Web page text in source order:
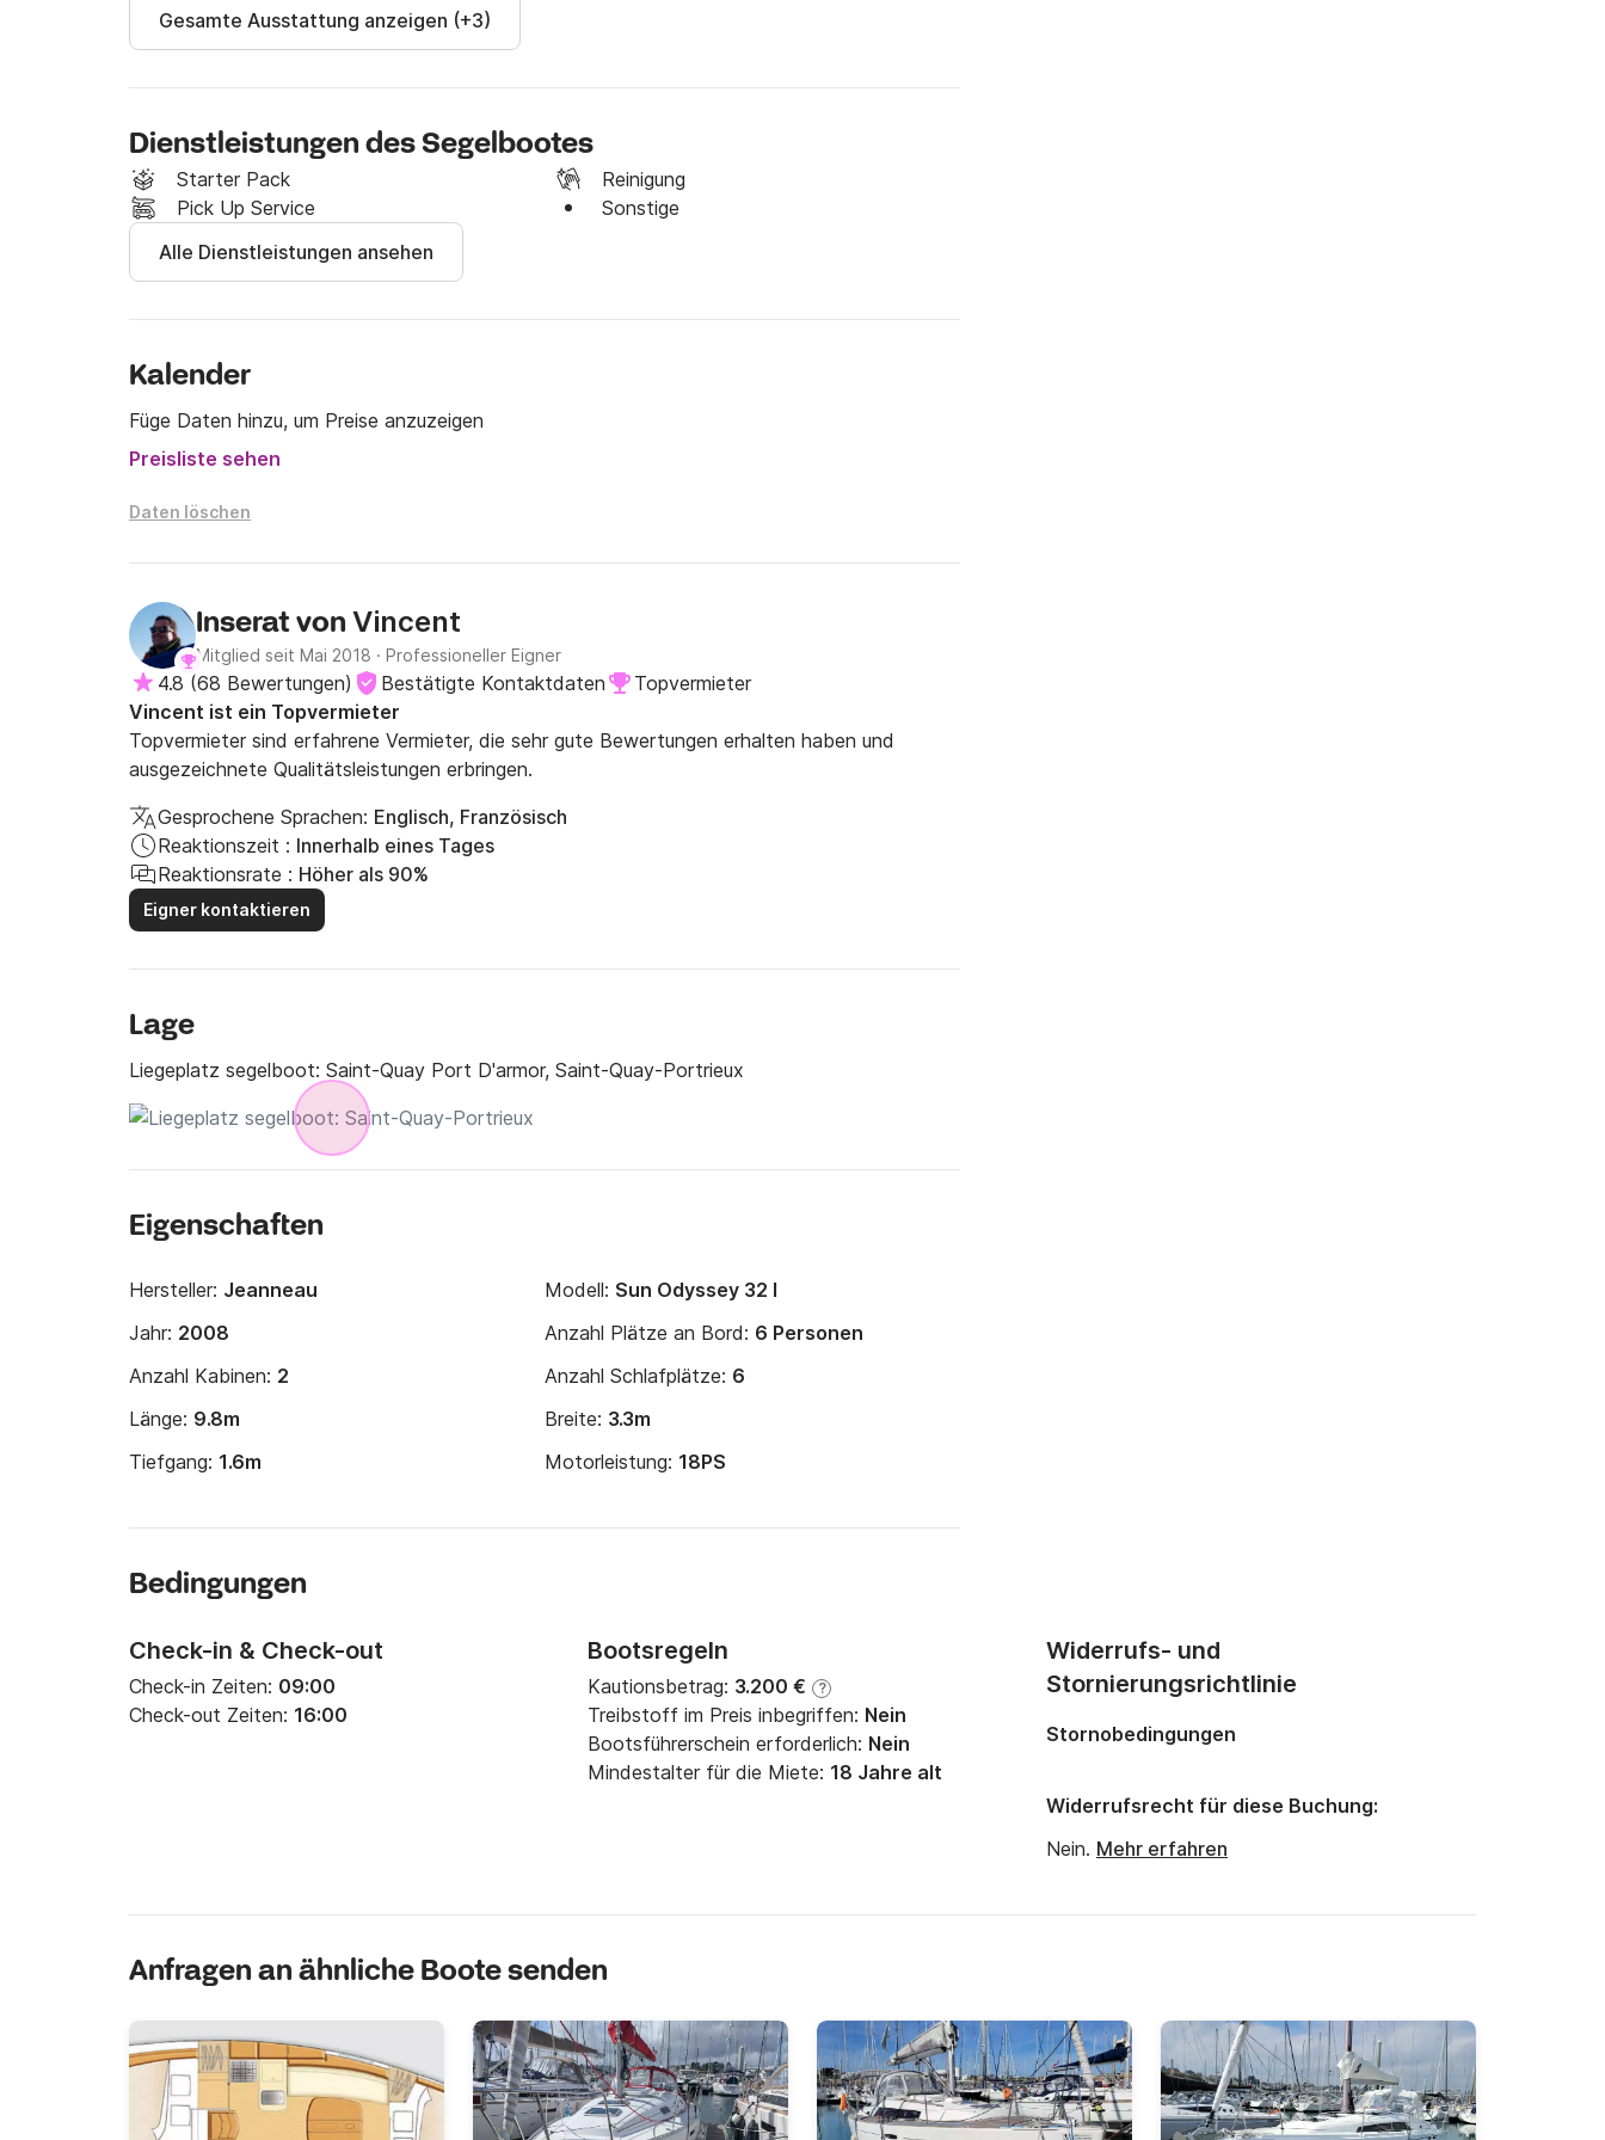
Gesamte Ausstattung anzeigen (+3)
Dienstleistungen des Segelbootes
Starter Pack
Reinigung
Pick Up Service
Sonstige
Alle Dienstleistungen ansehen
Kalender
Füge Daten hinzu, um Preise anzuzeigen
Preisliste sehen
Daten löschen
Inserat von Vincent
Mitglied seit Mai 2018 · Professioneller Eigner
4.8 (68 Bewertungen) Bestätigte Kontaktdaten
Topvermieter
Vincent ist ein Topvermieter
Topvermieter sind erfahrene Vermieter, die sehr gute Bewertungen erhalten haben und
ausgezeichnete Qualitätsleistungen erbringen.
Gesprochene Sprachen: Englisch, Französisch
Reaktionszeit : Innerhalb eines Tages
Reaktionsrate : Höher als 90%
Eigner kontaktieren
Lage
Liegeplatz segelboot: Saint-Quay Port D'armor, Saint-Quay-Portrieux
Eigenschaften
Hersteller: Jeanneau Modell: Sun Odyssey 32 I
Jahr: 2008 Anzahl Plätze an Bord: 6 Personen
Anzahl Kabinen: 2 Anzahl Schlafplätze: 6
Länge: 9.8m Breite: 3.3m
Tiefgang: 1.6m Motorleistung: 18PS
Bedingungen
Check-in & Check-out
Check-in Zeiten: 09:00
Check-out Zeiten: 16:00
Bootsregeln
Kautionsbetrag: 3.200 € ?
Treibstoff im Preis inbegriffen: Nein
Bootsführerschein erforderlich: Nein
Mindestalter für die Miete: 18 Jahre alt
Widerrufs- und
Stornierungsrichtlinie
Stornobedingungen
Widerrufsrecht für diese Buchung:
Nein. Mehr erfahren
Anfragen an ähnliche Boote senden